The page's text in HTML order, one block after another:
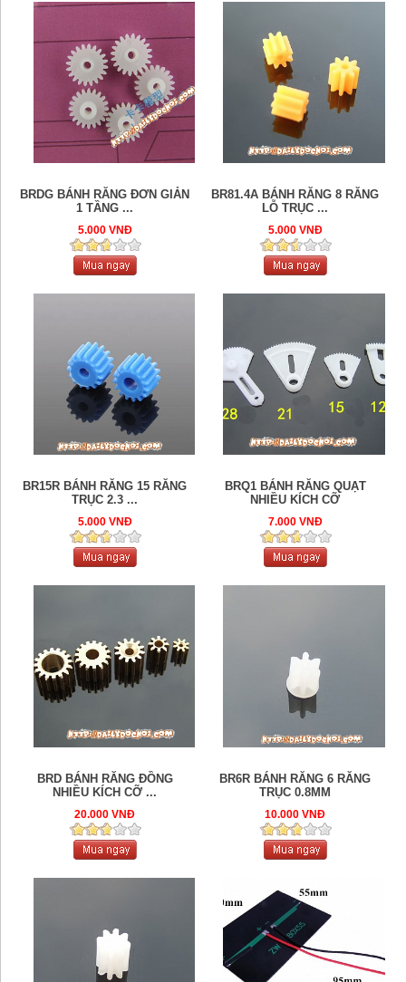
BRDG BÁNH RĂNG ĐƠN GIẢN
1 TẦNG ...
5.000 VNĐ
BR81.4A BÁNH RĂNG 8 RĂNG
LỖ TRỤC ...
5.000 VNĐ
BR15R BÁNH RĂNG 15 RĂNG
TRỤC 2.3 ...
5.000 VNĐ
BRQ1 BÁNH RĂNG QUẠT
NHIỀU KÍCH CỠ
7.000 VNĐ
BRD BÁNH RĂNG ĐỒNG
NHIỀU KÍCH CỠ ...
20.000 VNĐ
BR6R BÁNH RĂNG 6 RĂNG
TRỤC 0.8MM
10.000 VNĐ